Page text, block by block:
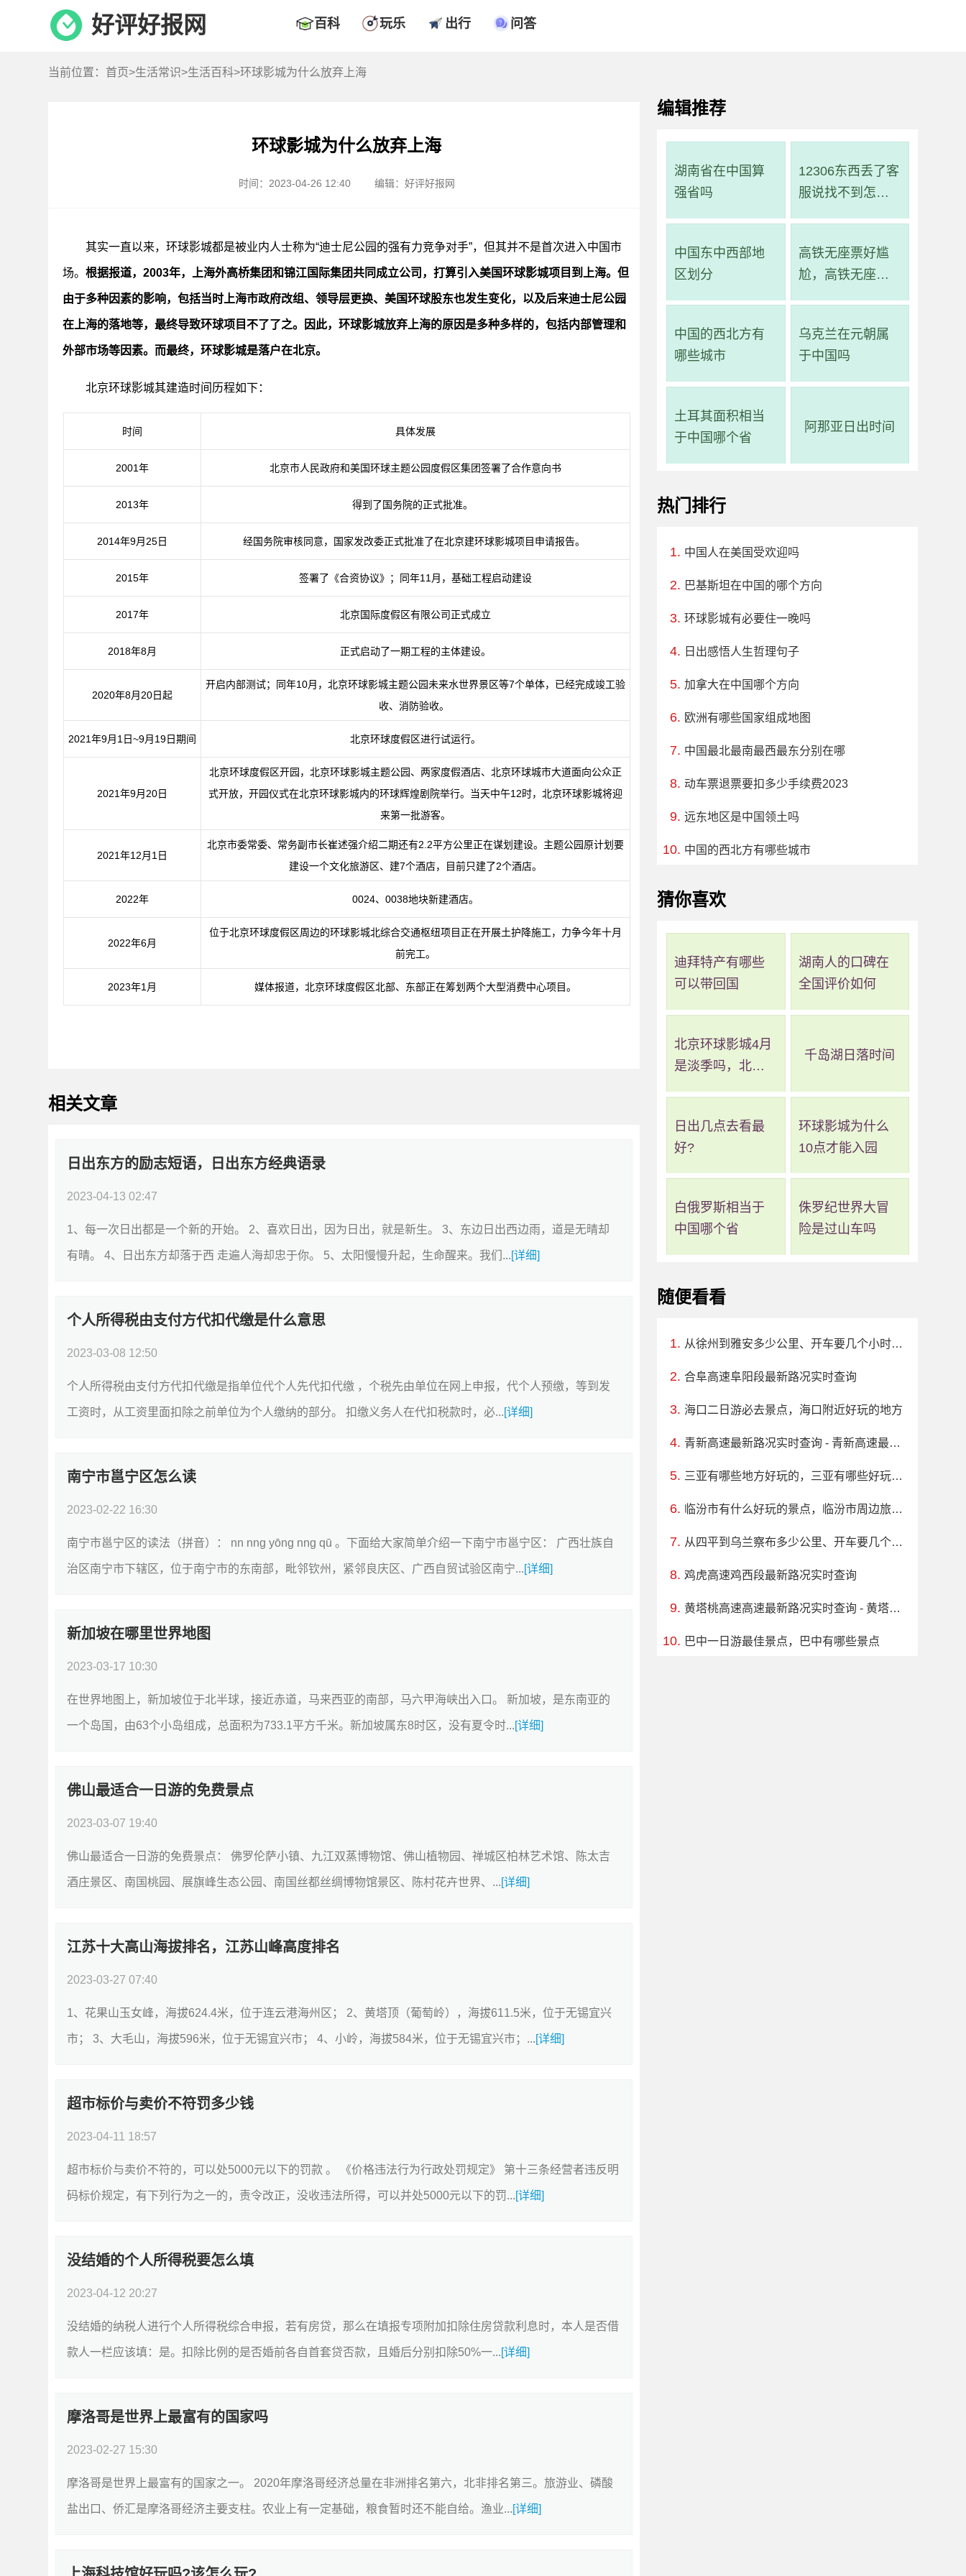
好评好报网 百科 玩乐 出行 问答
当前位置： 首页>生活常识>生活百科>环球影城为什么放弃上海
环球影城为什么放弃上海
时间：2023-04-26 12:40 编辑：好评好报网
其实一直以来，环球影城都是被业内人士称为“迪士尼公园的强有力竞争对手”，但其并不是首次进入中国市
场。根据报道，2003年，上海外高桥集团和锦江国际集团共同成立公司，打算引入美国环球影城项目到上海。但
由于多种因素的影响，包括当时上海市政府改组、领导层更换、美国环球股东也发生变化，以及后来迪士尼公园
在上海的落地等，最终导致环球项目不了了之。因此，环球影城放弃上海的原因是多种多样的，包括内部管理和
外部市场等因素。 而最终，环球影城是落户在北京。
北京环球影城其建造时间历程如下：
时间 具体发展
2001年 北京市人民政府和美国环球主题公园度假区集团签署了合作意向书
2013年 得到了国务院的正式批准。
2014年9月25日 经国务院审核同意，国家发改委正式批准了在北京建环球影城项目申请报告。
2015年 签署了《合资协议》；同年11月，基础工程启动建设
2017年 北京国际度假区有限公司正式成立
2018年8月 正式启动了一期工程的主体建设。
2020年8月20日起
开启内部测试；同年10月，北京环球影城主题公园未来水世界景区等7个单体，已经完成竣工验
收、消防验收。
2021年9月1日~9月19日期间 北京环球度假区进行试运行。
2021年9月20日
北京环球度假区开园，北京环球影城主题公园、两家度假酒店、北京环球城市大道面向公众正
式开放，开园仪式在北京环球影城内的环球辉煌剧院举行。当天中午12时，北京环球影城将迎
来第一批游客。
2021年12月1日
北京市委常委、常务副市长崔述强介绍二期还有2.2平方公里正在谋划建设。主题公园原计划要
建设一个文化旅游区、建7个酒店，目前只建了2个酒店。
2022年 0024、0038地块新建酒店。
2022年6月
位于北京环球度假区周边的环球影城北综合交通枢纽项目正在开展土护降施工，力争今年十月
前完工。
2023年1月 媒体报道，北京环球度假区北部、东部正在筹划两个大型消费中心项目。
相关文章
日出东方的励志短语，日出东方经典语录
2023-04-13 02:47
1、每一次日出都是一个新的开始。 2、喜欢日出，因为日出，就是新生。 3、东边日出西边雨，道是无晴却
有晴。 4、日出东方却落于西 走遍人海却忠于你。 5、太阳慢慢升起，生命醒来。我们...[详细]
个人所得税由支付方代扣代缴是什么意思
2023-03-08 12:50
个人所得税由支付方代扣代缴是指单位代个人先代扣代缴 ，个税先由单位在网上申报，代个人预缴，等到发
工资时，从工资里面扣除之前单位为个人缴纳的部分。 扣缴义务人在代扣税款时，必...[详细]
南宁市邕宁区怎么读
2023-02-22 16:30
南宁市邕宁区的读法（拼音）： nn nng yōng nng qū 。下面给大家简单介绍一下南宁市邕宁区： 广西壮族自
治区南宁市下辖区，位于南宁市的东南部，毗邻钦州，紧邻良庆区、广西自贸试验区南宁...[详细]
新加坡在哪里世界地图
2023-03-17 10:30
在世界地图上，新加坡位于北半球，接近赤道，马来西亚的南部，马六甲海峡出入口。 新加坡，是东南亚的
一个岛国，由63个小岛组成，总面积为733.1平方千米。新加坡属东8时区，没有夏令时...[详细]
佛山最适合一日游的免费景点
2023-03-07 19:40
佛山最适合一日游的免费景点： 佛罗伦萨小镇、九江双蒸博物馆、佛山植物园、禅城区柏林艺术馆、陈太吉
酒庄景区、南国桃园、展旗峰生态公园、南国丝都丝绸博物馆景区、陈村花卉世界、...[详细]
江苏十大高山海拔排名，江苏山峰高度排名
2023-03-27 07:40
1、花果山玉女峰，海拔624.4米，位于连云港海州区； 2、黄塔顶（葡萄岭），海拔611.5米，位于无锡宜兴
市； 3、大毛山，海拔596米，位于无锡宜兴市； 4、小岭，海拔584米，位于无锡宜兴市；...[详细]
超市标价与卖价不符罚多少钱
2023-04-11 18:57
超市标价与卖价不符的，可以处5000元以下的罚款 。 《价格违法行为行政处罚规定》 第十三条经营者违反明
码标价规定，有下列行为之一的，责令改正，没收违法所得，可以并处5000元以下的罚...[详细]
没结婚的个人所得税要怎么填
2023-04-12 20:27
没结婚的纳税人进行个人所得税综合申报，若有房贷，那么在填报专项附加扣除住房贷款利息时，本人是否借
款人一栏应该填：是。扣除比例的是否婚前各自首套贷否款，且婚后分别扣除50%一...[详细]
摩洛哥是世界上最富有的国家吗
2023-02-27 15:30
摩洛哥是世界上最富有的国家之一。 2020年摩洛哥经济总量在非洲排名第六，北非排名第三。旅游业、磷酸
盐出口、侨汇是摩洛哥经济主要支柱。农业上有一定基础，粮食暂时还不能自给。渔业...[详细]
编辑推荐
湖南省在中国算
强省吗
12306东西丢了客
服说找不到怎么
中国东中西部地
区划分
高铁无座票好尴
尬，高铁无座票
中国的西北方有
哪些城市
乌克兰在元朝属
于中国吗
土耳其面积相当
于中国哪个省
阿那亚日出时间
热门排行
中国人在美国受欢迎吗
巴基斯坦在中国的哪个方向
环球影城有必要住一晚吗
日出感悟人生哲理句子
加拿大在中国哪个方向
欧洲有哪些国家组成地图
中国最北最南最西最东分别在哪
动车票退票要扣多少手续费2023
远东地区是中国领土吗
中国的西北方有哪些城市
猜你喜欢
迪拜特产有哪些
可以带回国
湖南人的口碑在
全国评价如何
北京环球影城4月
是淡季吗，北京
千岛湖日落时间
日出几点去看最
好?
环球影城为什么
10点才能入园
白俄罗斯相当于
中国哪个省
侏罗纪世界大冒
险是过山车吗
随便看看
从徐州到雅安多少公里、开车要几个小时？过路费、油费等
合阜高速阜阳段最新路况实时查询
海口二日游必去景点，海口附近好玩的地方
青新高速最新路况实时查询 - 青新高速最新消息
三亚有哪些地方好玩的，三亚有哪些好玩的景点
临汾市有什么好玩的景点，临汾市周边旅游景点大全
从四平到乌兰察布多少公里、开车要几个小时？过路费、油费等
鸡虎高速鸡西段最新路况实时查询
黄塔桃高速高速最新路况实时查询 - 黄塔桃高速高速最新消息
巴中一日游最佳景点，巴中有哪些景点